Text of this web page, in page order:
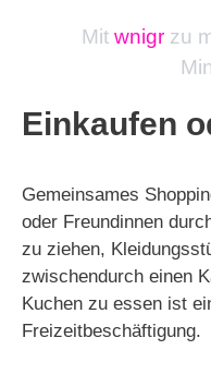
Mit wnigr zu
Einkaufen
Gemeinsames
oder Freundinnen
zu ziehen,
zwischendurch einen
Kuchen zu essen ist
Freizeitbeschäftigung.